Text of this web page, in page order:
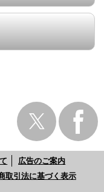
広告のご案内
取引法に基づく表示